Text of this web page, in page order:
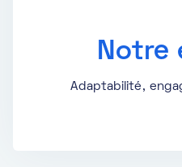
Notre
Adaptabilité,